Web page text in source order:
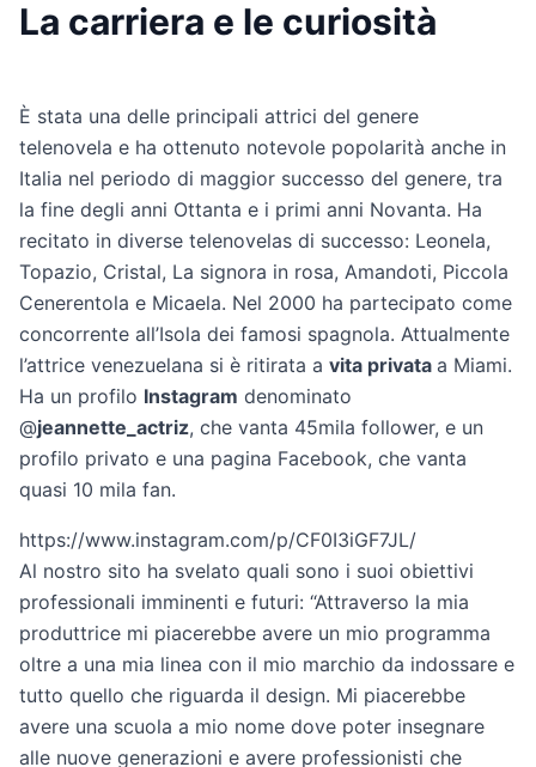
La carriera e le curiosità
È stata una delle principali attrici del genere
telenovela e ha ottenuto notevole popolarità anche in
Italia nel periodo di maggior successo del genere, tra
la fine degli anni Ottanta e i primi anni Novanta. Ha
recitato in diverse telenovelas di successo: Leonela,
Topazio, Cristal, La signora in rosa, Amandoti, Piccola
Cenerentola e Micaela. Nel 2000 ha partecipato come
concorrente all’Isola dei famosi spagnola. Attualmente
l’attrice venezuelana si è ritirata a vita privata a Miami.
Ha un profilo Instagram denominato
@jeannette_actriz, che vanta 45mila follower, e un
profilo privato e una pagina Facebook, che vanta
quasi 10 mila fan.
https://www.instagram.com/p/CF0I3iGF7JL/
Al nostro sito ha svelato quali sono i suoi obiettivi
professionali imminenti e futuri: “Attraverso la mia
produttrice mi piacerebbe avere un mio programma
oltre a una mia linea con il mio marchio da indossare e
tutto quello che riguarda il design. Mi piacerebbe
avere una scuola a mio nome dove poter insegnare
alle nuove generazioni e avere professionisti che